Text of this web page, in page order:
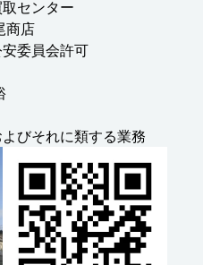
センター
商店
委員会許可
びそれに類する業務